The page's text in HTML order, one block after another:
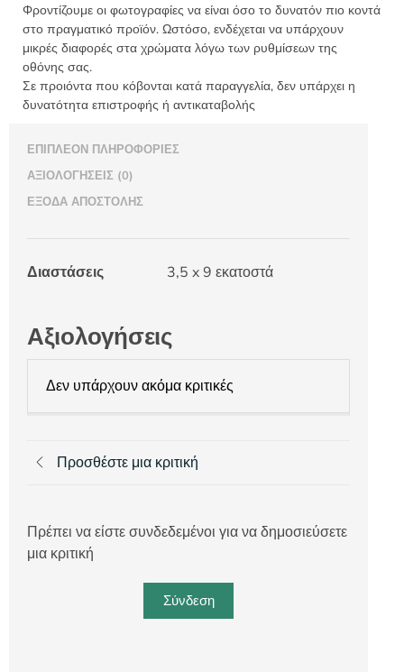
Φροντίζουμε οι φωτογραφίες να είναι όσο το δυνατόν πιο κοντά
στο πραγματικό προϊόν. Ωστόσο, ενδέχεται να υπάρχουν
μικρές διαφορές στα χρώματα λόγω των ρυθμίσεων της
οθόνης σας.
Σε προιόντα που κόβονται κατά παραγγελία, δεν υπάρχει η
δυνατότητα επιστροφής ή αντικαταβολής
ΕΠΙΠΛΈΟΝ ΠΛΗΡΟΦΟΡΊΕΣ
ΑΞΙΟΛΟΓΉΣΕΙΣ (0)
ΈΞΟΔΑ ΑΠΟΣΤΟΛΉΣ
Διαστάσεις 3,5 x 9 εκατοστά
Αξιολογήσεις
Δεν υπάρχουν ακόμα κριτικές
Προσθέστε μια κριτική
Πρέπει να είστε συνδεδεμένοι για να δημοσιεύσετε
μια κριτική
Σύνδεση